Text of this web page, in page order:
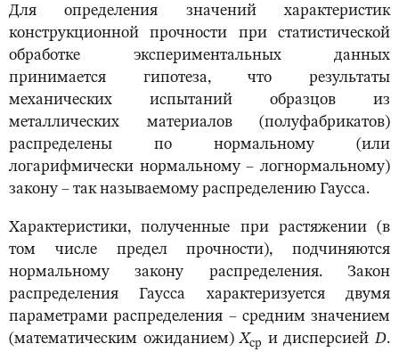
Для определения значений характеристик
конструкционной прочности при статистической
обработке экспериментальных данных
принимается гипотеза, что результаты
механических испытаний образцов из
металлических материалов (полуфабрикатов)
распределены по нормальному (или
логарифмически нормальному – логнормальному)
закону – так называемому распределению Гаусса.
Характеристики, полученные при растяжении (в
том числе предел прочности), подчиняются
нормальному закону распределения. Закон
распределения Гаусса характеризуется двумя
параметрами распределения – средним значением
(математическим ожиданием)Xср и дисперсиейD.